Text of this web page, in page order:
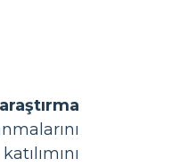
araştırma